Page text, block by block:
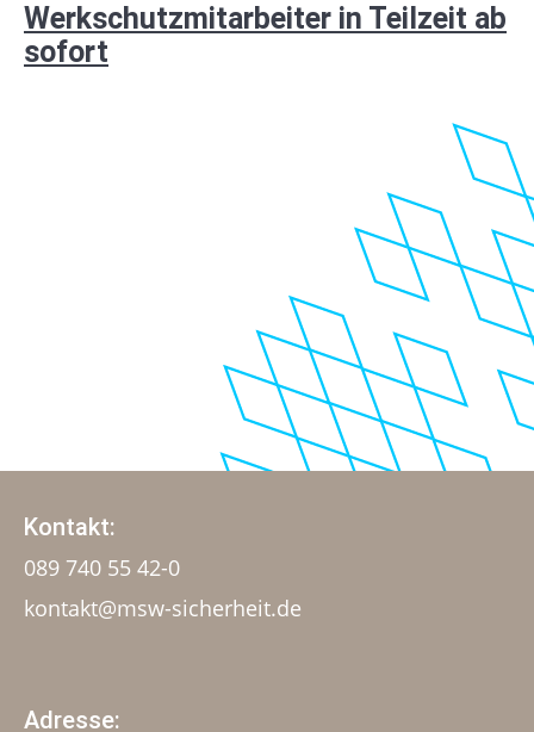
Werkschutzmitarbeiter in Teilzeit ab
sofort
Kontakt:
089 740 55 42-0
kontakt@msw-sicherheit.de
Adresse: